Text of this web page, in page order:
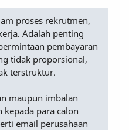
proses rekrutmen,
Adalah penting
pembayaran
tidak proporsional,
terstruktur.
maupun imbalan
para calon
email perusahaan